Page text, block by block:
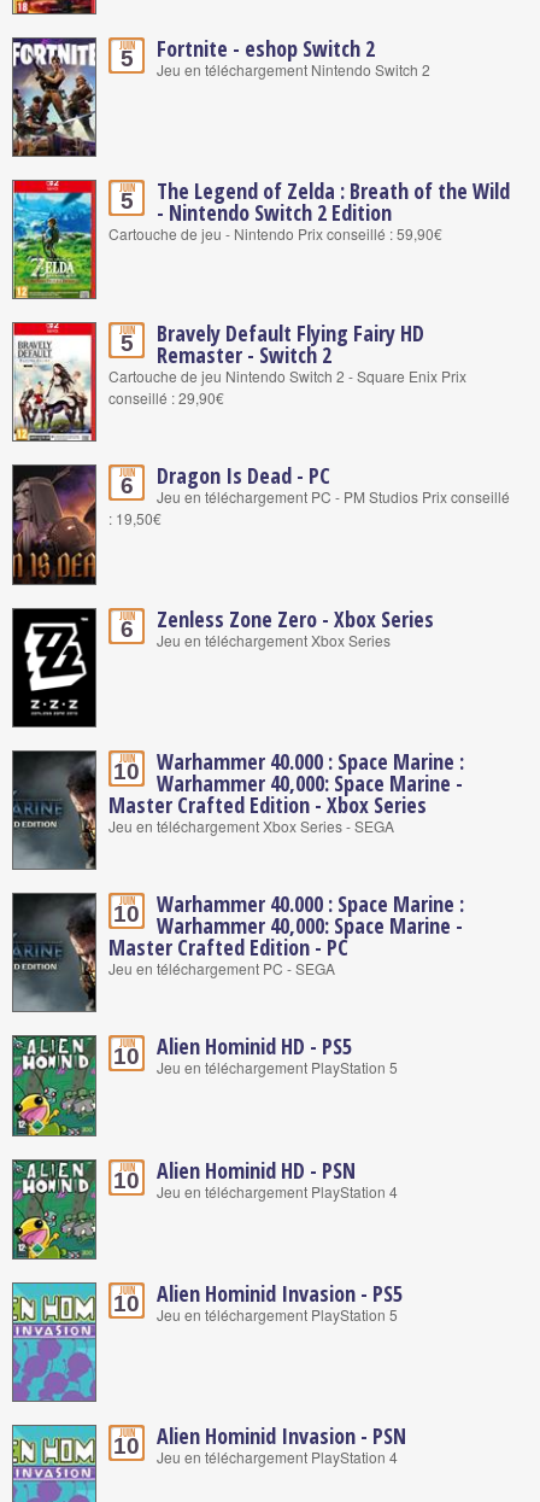
Juin
5 Fortnite - eshop Switch 2
Jeu en téléchargement Nintendo Switch 2
Juin
5 The Legend of Zelda : Breath of the Wild
- Nintendo Switch 2 Edition
Cartouche de jeu - Nintendo Prix conseillé : 59,90€
Juin
5 Bravely Default Flying Fairy HD
Remaster - Switch 2
Cartouche de jeu Nintendo Switch 2 - Square Enix Prix
conseillé : 29,90€
Juin
6 Dragon Is Dead - PC
Jeu en téléchargement PC - PM Studios Prix conseillé
: 19,50€
Juin
6 Zenless Zone Zero - Xbox Series
Jeu en téléchargement Xbox Series
Juin
10 Warhammer 40.000 : Space Marine :
Warhammer 40,000: Space Marine -
Master Crafted Edition - Xbox Series
Jeu en téléchargement Xbox Series - SEGA
Juin
10 Warhammer 40.000 : Space Marine :
Warhammer 40,000: Space Marine -
Master Crafted Edition - PC
Jeu en téléchargement PC - SEGA
Juin
10 Alien Hominid HD - PS5
Jeu en téléchargement PlayStation 5
Juin
10 Alien Hominid HD - PSN
Jeu en téléchargement PlayStation 4
Juin
10 Alien Hominid Invasion - PS5
Jeu en téléchargement PlayStation 5
Juin
10 Alien Hominid Invasion - PSN
Jeu en téléchargement PlayStation 4